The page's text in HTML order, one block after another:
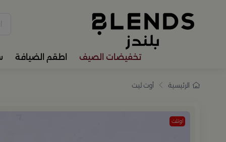
تسوّق من بلندز تشكيلة تضم
تخفيضات الصيف اطقم الضيافة
الرئيسية أوت ليت
اوتلت